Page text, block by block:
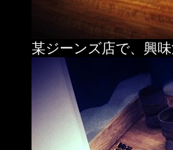
某ジーンズ店で、興